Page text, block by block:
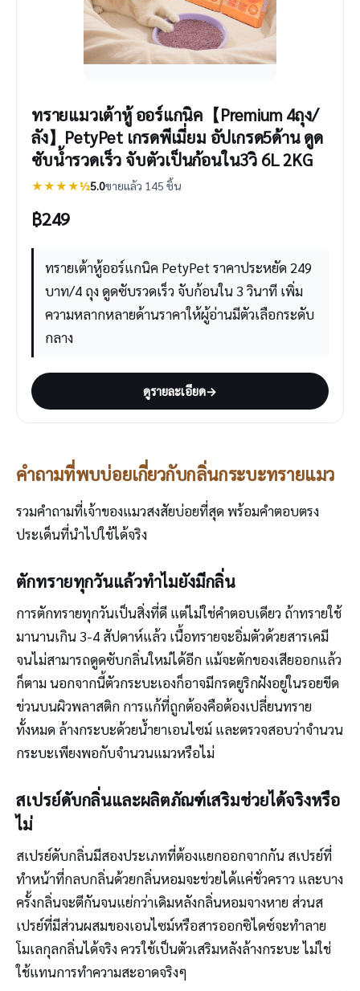
ทรายแมวเต้าหู้ ออร์แกนิค【Premium 4ถุง/
ลัง】PetyPet เกรดพีเมี่ยม อัปเกรด5ด้าน ดูด
ซับน้ำรวดเร็ว จับตัวเป็นก้อนใน3วิ 6L 2KG
★★★★½5.0ขายแล้ว 145 ชิ้น
฿249
ทรายเต้าหู้ออร์แกนิค PetyPet ราคาประหยัด 249
บาท/4 ถุง ดูดซับรวดเร็ว จับก้อนใน 3 วินาที เพิ่ม
ความหลากหลายด้านราคาให้ผู้อ่านมีตัวเลือกระดับ
กลาง
ดูรายละเอียด→
คำถามที่พบบ่อยเกี่ยวกับกลิ่นกระบะทรายแมว
รวมคำถามที่เจ้าของแมวสงสัยบ่อยที่สุด พร้อมคำตอบตรง
ประเด็นที่นำไปใช้ได้จริง
ตักทรายทุกวันแล้วทำไมยังมีกลิ่น
การตักทรายทุกวันเป็นสิ่งที่ดี แต่ไม่ใช่คำตอบเดียว ถ้าทรายใช้
มานานเกิน 3-4 สัปดาห์แล้ว เนื้อทรายจะอิ่มตัวด้วยสารเคมี
จนไม่สามารถดูดซับกลิ่นใหม่ได้อีก แม้จะตักของเสียออกแล้ว
ก็ตาม นอกจากนี้ตัวกระบะเองก็อาจมีกรดยูริกฝังอยู่ในรอยขีด
ข่วนบนผิวพลาสติก การแก้ที่ถูกต้องคือต้องเปลี่ยนทราย
ทั้งหมด ล้างกระบะด้วยน้ำยาเอนไซม์ และตรวจสอบว่าจำนวน
กระบะเพียงพอกับจำนวนแมวหรือไม่
สเปรย์ดับกลิ่นและผลิตภัณฑ์เสริมช่วยได้จริงหรือ
ไม่
สเปรย์ดับกลิ่นมีสองประเภทที่ต้องแยกออกจากกัน สเปรย์ที่
ทำหน้าที่กลบกลิ่นด้วยกลิ่นหอมจะช่วยได้แค่ชั่วคราว และบาง
ครั้งกลิ่นจะตีกันจนแย่กว่าเดิมหลังกลิ่นหอมจางหาย ส่วนส
เปรย์ที่มีส่วนผสมของเอนไซม์หรือสารออกซิไดซ์จะทำลาย
โมเลกุลกลิ่นได้จริง ควรใช้เป็นตัวเสริมหลังล้างกระบะ ไม่ใช่
ใช้แทนการทำความสะอาดจริงๆ